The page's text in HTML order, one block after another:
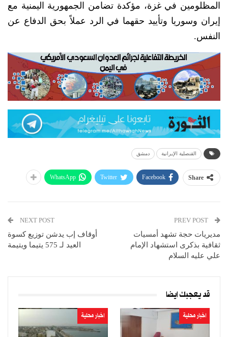
المظلومين في غزة، مؤكدة تضامن الجمهورية اليمنية مع
إيران وسوريا وتأييد حقهما في الرد عملاً بحق الدفاع عن
النفس.
القنصلية الإيرانية دمشق
Share
Facebook
Twitter
WhatsApp
مديريات حجة تشهد أمسيات
ثقافية بذكرى استشهاد الإمام
علي عليه السلام
NEXT POST
أوقاف إب يدشن توزيع كسوة
العيد لـ 575 يتيما ويتيمة
قد يعجبك ايضا
اخبار محلية اخبار محلية